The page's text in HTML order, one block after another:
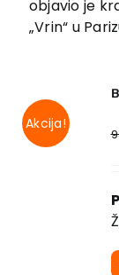
Sale
EU
Contact
objavio je
„Vrin“ u
Akcija!